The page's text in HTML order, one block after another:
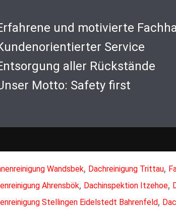
und motivierte
Service
aller Rückstände
Motto: Safety first
Wandsbek, Dachreinigung Trittau,
Ahrensbök, Dachinspektion Itzehoe,
Stellingen Eidelstedt Bahrenfeld,